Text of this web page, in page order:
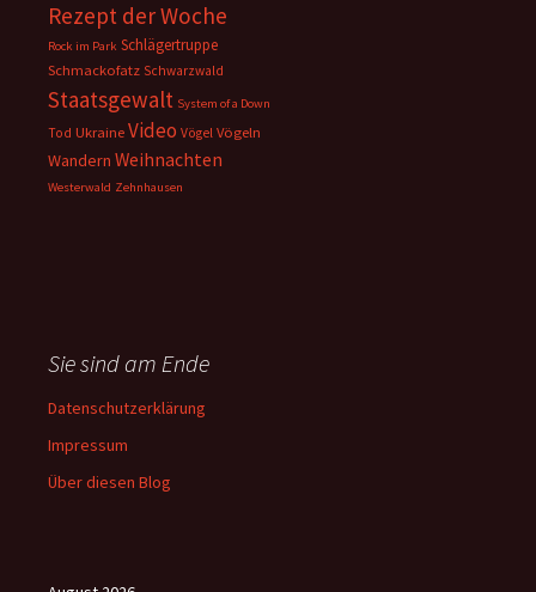
Rezept der Woche
Rock im Park Schlägertruppe
Schmackofatz Schwarzwald
Staatsgewalt System of a Down
Tod Ukraine Video Vögel Vögeln
Wandern Weihnachten
Westerwald Zehnhausen
Sie sind am Ende
Datenschutzerklärung
Impressum
Über diesen Blog